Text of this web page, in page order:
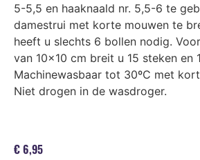
5-5,5 en haaknaald nr. 5,5-6 te
damestrui met korte mouwen te
heeft u slechts 6 bollen nodig.
van 10×10 cm breit u 15 steken en
Machinewasbaar tot 30ºC met
Niet drogen in de wasdroger.
€6,95